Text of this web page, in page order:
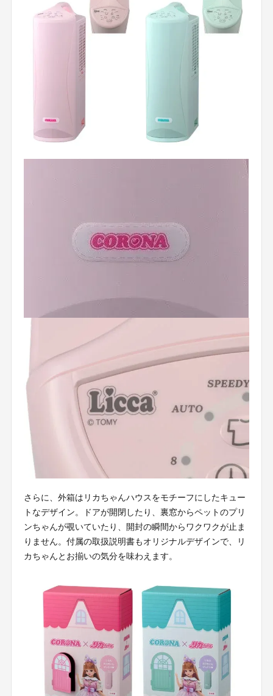
さらに、外箱はリカちゃんハウスをモチーフにしたキュー
トなデザイン。ドアが開閉したり、裏窓からペットのプリ
ンちゃんが覗いていたり、開封の瞬間からワクワクが止ま
りません。付属の取扱説明書もオリジナルデザインで、リ
カちゃんとお揃いの気分を味わえます。